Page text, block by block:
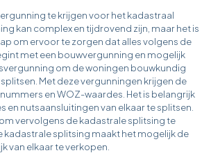
te krijgen voor het kadastraal
kan complex en tijdrovend zijn, maar het is
om ervoor te zorgen dat alles volgens de
met een bouwvergunning en mogelijk
om de woningen bouwkundig
Met deze vergunningen krijgen de
en WOZ-waardes. Het is belangrijk
en nutsaansluitingen van elkaar te splitsen.
vervolgens de kadastrale splitsing te
kadastrale splitsing maakt het mogelijk de
van elkaar te verkopen.